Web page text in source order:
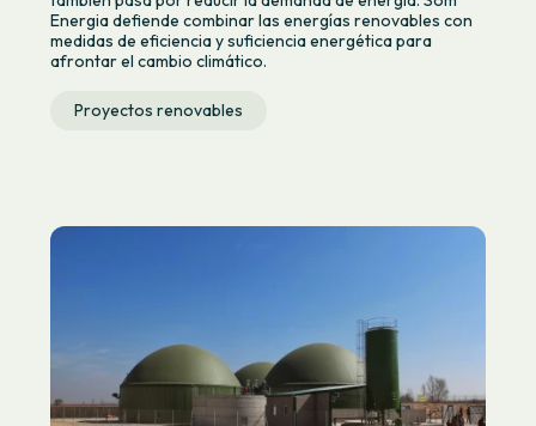
Energia defiende combinar las energías renovables con
medidas de eficiencia y suficiencia energética para
afrontar el cambio climático.
Proyectos renovables